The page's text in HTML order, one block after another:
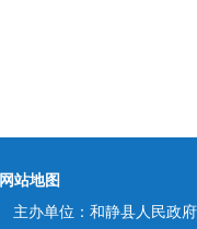
网站地图
主办单位：和静县人民政